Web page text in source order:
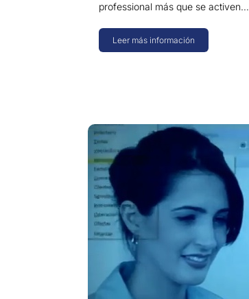
professional más que se activen…
Leer más información